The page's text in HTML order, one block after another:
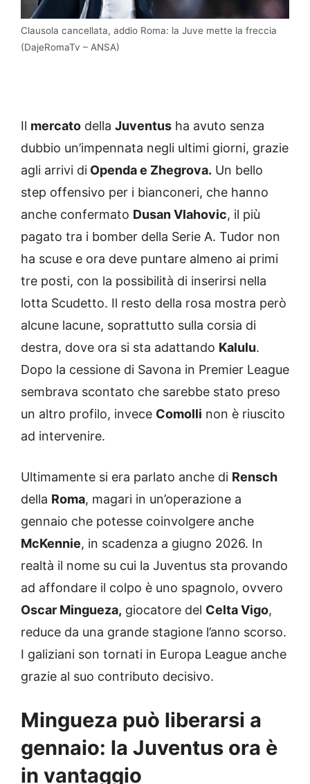
Clausola cancellata, addio Roma: la Juve mette la freccia
(DajeRomaTv – ANSA)
Il mercato della Juventus ha avuto senza
dubbio un’impennata negli ultimi giorni, grazie
agli arrivi di Openda e Zhegrova. Un bello
step offensivo per i bianconeri, che hanno
anche confermato Dusan Vlahovic, il più
pagato tra i bomber della Serie A. Tudor non
ha scuse e ora deve puntare almeno ai primi
tre posti, con la possibilità di inserirsi nella
lotta Scudetto. Il resto della rosa mostra però
alcune lacune, soprattutto sulla corsia di
destra, dove ora si sta adattando Kalulu.
Dopo la cessione di Savona in Premier League
sembrava scontato che sarebbe stato preso
un altro profilo, invece Comolli non è riuscito
ad intervenire.
Ultimamente si era parlato anche di Rensch
della Roma, magari in un’operazione a
gennaio che potesse coinvolgere anche
McKennie, in scadenza a giugno 2026. In
realtà il nome su cui la Juventus sta provando
ad affondare il colpo è uno spagnolo, ovvero
Oscar Mingueza, giocatore del Celta Vigo,
reduce da una grande stagione l’anno scorso.
I galiziani son tornati in Europa League anche
grazie al suo contributo decisivo.
Mingueza può liberarsi a
gennaio: la Juventus ora è
in vantaggio